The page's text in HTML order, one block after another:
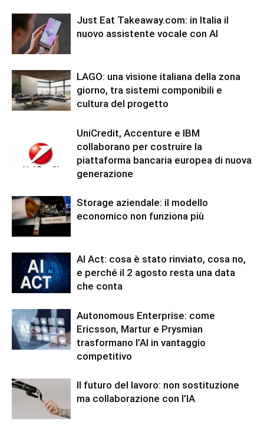
Just Eat Takeaway.com: in Italia il
nuovo assistente vocale con AI
LAGO: una visione italiana della zona
giorno, tra sistemi componibili e
cultura del progetto
UniCredit, Accenture e IBM
collaborano per costruire la
piattaforma bancaria europea di nuova
generazione
Storage aziendale: il modello
economico non funziona più
AI Act: cosa è stato rinviato, cosa no,
e perché il 2 agosto resta una data
che conta
Autonomous Enterprise: come
Ericsson, Martur e Prysmian
trasformano l’AI in vantaggio
competitivo
Il futuro del lavoro: non sostituzione
ma collaborazione con l’IA